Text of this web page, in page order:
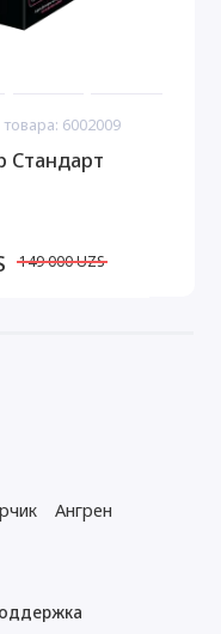
6002009
Стандарт
149 000 UZS
Ангрен